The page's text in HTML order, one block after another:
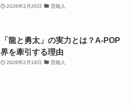
2026年2月20日 芸能人
「龍と勇太」の実力とは？A-POP
界を牽引する理由
2026年2月19日 芸能人